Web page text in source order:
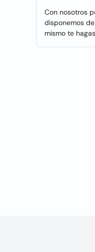
Con nosotros
disponemos
mismo te